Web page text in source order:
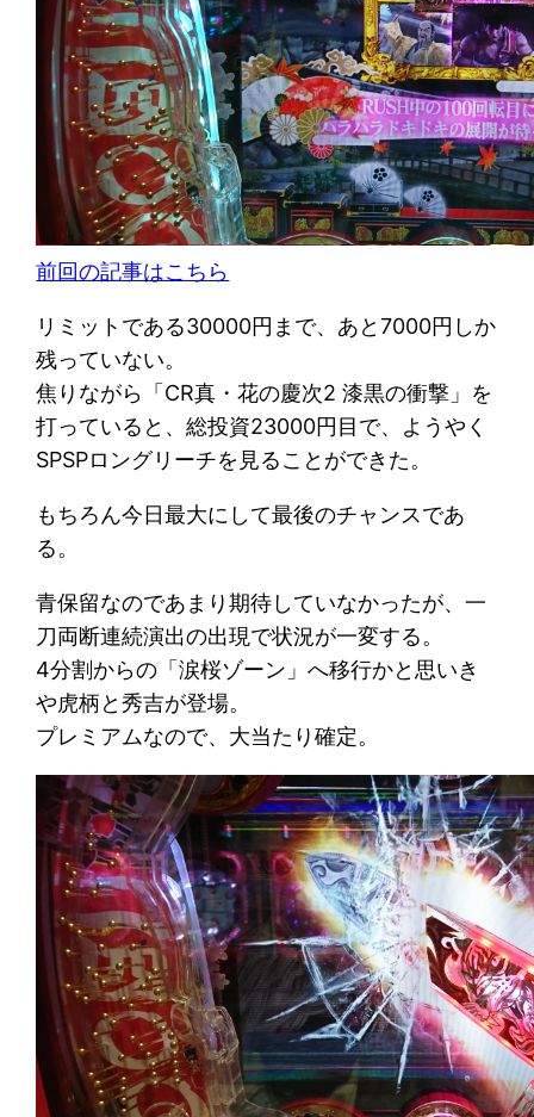
前回の記事はこちら
リミットである30000円まで、あと7000円しか
残っていない。
焦りながら「CR真・花の慶次2 漆黒の衝撃」を
打っていると、総投資23000円目で、ようやく
SPSPロングリーチを見ることができた。
もちろん今日最大にして最後のチャンスであ
る。
青保留なのであまり期待していなかったが、一
刀両断連続演出の出現で状況が一変する。
4分割からの「涙桜ゾーン」へ移行かと思いき
や虎柄と秀吉が登場。
プレミアムなので、大当たり確定。